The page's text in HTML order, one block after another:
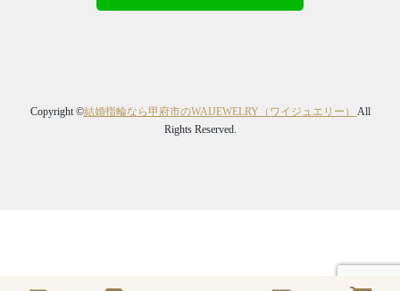
Copyright ©結婚指輪なら甲府市のWAIJEWELRY（ワイジュエリー）
All
Rights Reserved.